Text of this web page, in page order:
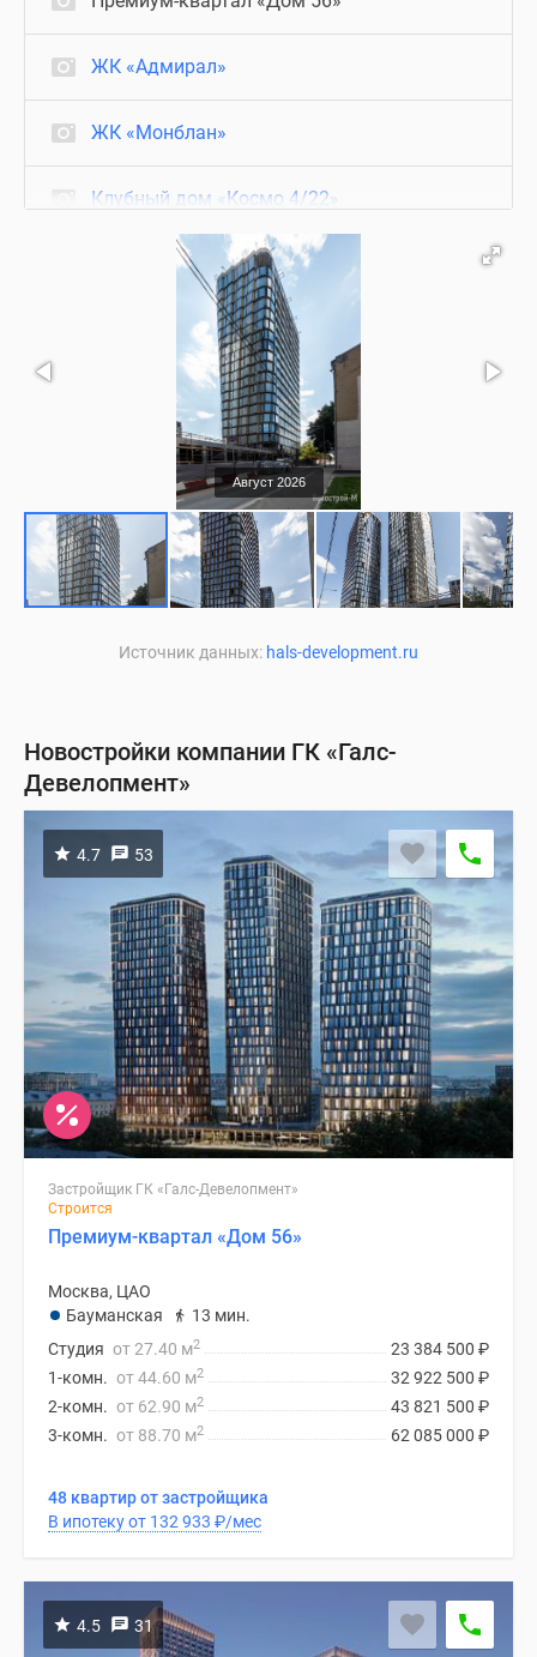
Август 2026
Источник данных: hals-development.ru
ЖК «Адмирал»
ЖК «Монблан»
Клубный дом «Космо 4/22»
«Матч Поинт»
Бизнес-центр «Север»
Новостройки компании ГК «Галс-
Девелопмент»
4.7 53
Застройщик ГК «Галс-Девелопмент»
Строится
Премиум-квартал «Дом 56»
Москва, ЦАО
Бауманская
13 мин.
23 384 500 ₽
Студия от 27.40 м2
32 922 500 ₽
1-комн. от 44.60 м2
43 821 500 ₽
2-комн. от 62.90 м2
62 085 000 ₽
3-комн. от 88.70 м2
48 квартир от застройщика
В ипотеку от 132 933 ₽/мес
4.5 31